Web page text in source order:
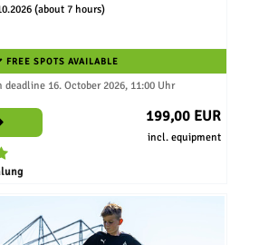
(about 7 hours)
FREE SPOTS AVAILABLE
16. October 2026, 11:00 Uhr
199,00 EUR
incl. equipment